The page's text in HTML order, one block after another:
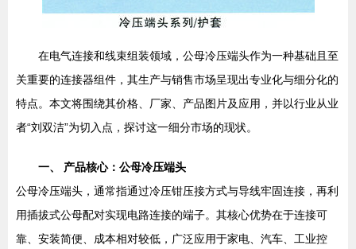
在电气连接和线束组装领域，公母冷压端头作为一种基础且至
关重要的连接器组件，其生产与销售市场呈现出专业化与细分化的
特点。本文将围绕其价格、厂家、产品图片及应用，并以行业从业
者“刘双洁”为切入点，探讨这一细分市场的现状。
一、 产品核心：公母冷压端头
公母冷压端头，通常指通过冷压钳压接方式与导线牢固连接，再利
用插拔式公母配对实现电路连接的端子。其核心优势在于连接可
靠、安装简便、成本相对较低，广泛应用于家电、汽车、工业控